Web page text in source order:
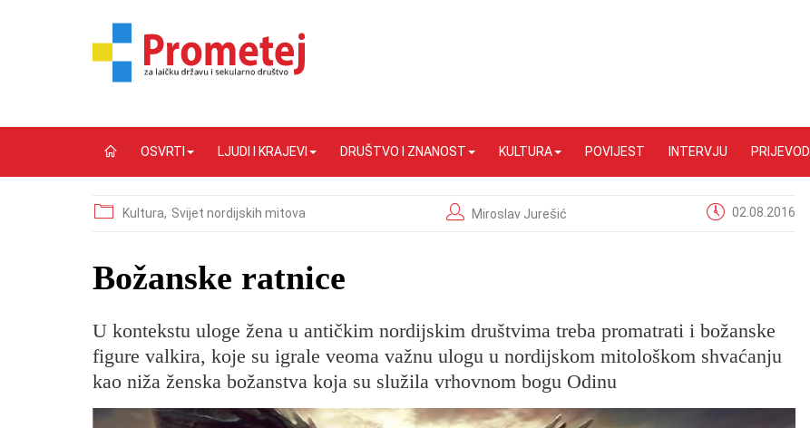
OSVRTI LJUDI I KRAJEVI DRUŠTVO I ZNANOST KULTURA POVIJEST INTERVJU PRIJEVODI
Kultura, Svijet nordijskih mitova Miroslav Jurešić 02.08.2016
Božanske ratnice
U kontekstu uloge žena u antičkim nordijskim društvima treba promatrati i božanske
figure valkira, koje su igrale veoma važnu ulogu u nordijskom mitološkom shvaćanju
kao niža ženska božanstva koja su služila vrhovnom bogu Odinu